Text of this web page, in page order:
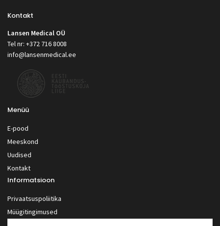
Kontakt
Lansen Medical OÜ
Tel nr: +372 716 8008
info@lansenmedical.ee
Menüü
E-pood
Meeskond
Uudised
Kontakt
Informatsioon
Privaatsuspoliitika
Müügitingimused